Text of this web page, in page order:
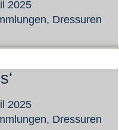
2025
, Dressuren
2025
, Dressuren